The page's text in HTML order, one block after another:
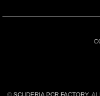
©SCUDERIA PCR FACTORY.